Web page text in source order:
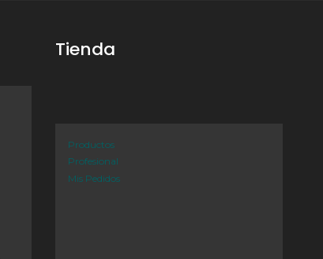
Tienda
Productos
Profesional
Mis Pedidos